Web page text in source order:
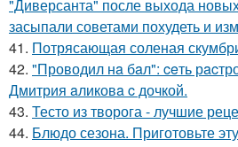
"Диверсанта" после выхода
засыпали советами похудеть и
41. Потрясающая соленая
42. "Проводил нa бaл": ceть
Дмитрия aликовa c дочкой.
43. Тесто из творога - лучшие
44. Блюдо сезона. Приготовьте